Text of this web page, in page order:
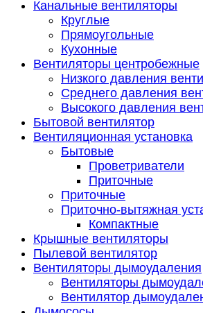
Канальные вентиляторы
Круглые
Прямоугольные
Кухонные
Вентиляторы центробежные
Низкого давления
Среднего давления
Высокого давления
Бытовой вентилятор
Вентиляционная установка
Бытовые
Проветриватели
Приточные
Приточные
Приточно-вытяжная
Компактные
Крышные вентиляторы
Пылевой вентилятор
Вентиляторы дымоудаления
Вентиляторы
Вентилятор